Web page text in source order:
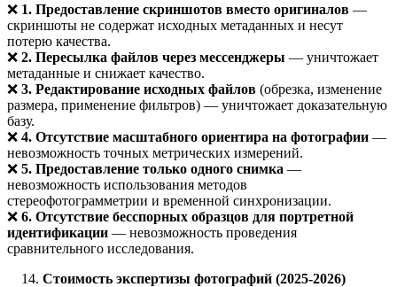
❌ 1. Предоставление скриншотов вместо оригиналов —
скриншоты не содержат исходных метаданных и несут
потерю качества.
❌ 2. Пересылка файлов через мессенджеры — уничтожает
метаданные и снижает качество.
❌ 3. Редактирование исходных файлов (обрезка, изменение
размера, применение фильтров) — уничтожает доказательную
базу.
❌ 4. Отсутствие масштабного ориентира на фотографии —
невозможность точных метрических измерений.
❌ 5. Предоставление только одного снимка —
невозможность использования методов
стереофотограмметрии и временной синхронизации.
❌ 6. Отсутствие бесспорных образцов для портретной
идентификации — невозможность проведения
сравнительного исследования.
Стоимость экспертизы фотографий (2025-2026)